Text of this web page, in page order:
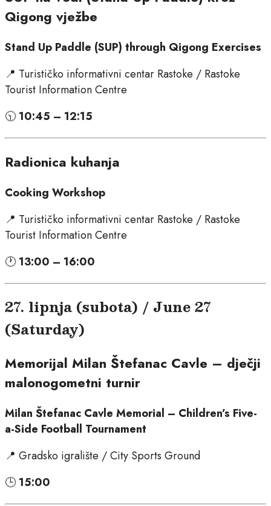
Qigong vježbe
Stand Up Paddle (SUP) through Qigong Exercises
📍 Turističko informativni centar Rastoke / Rastoke
Tourist Information Centre
🕥10:45 – 12:15
Radionica kuhanja
Cooking Workshop
📍 Turističko informativni centar Rastoke / Rastoke
Tourist Information Centre
🕐13:00 – 16:00
27. lipnja (subota) / June 27
(Saturday)
Memorijal Milan Štefanac Cavle – dječji
malonogometni turnir
Milan Štefanac Cavle Memorial – Children’s Five-
a-Side Football Tournament
📍 Gradsko igralište / City Sports Ground
🕒15:00